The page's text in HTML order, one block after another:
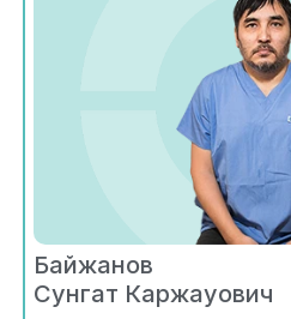
Байжанов
Сунгат Каржауович